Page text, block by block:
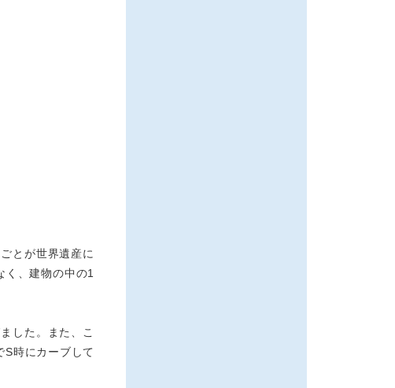
とが世界遺産に
く、建物の中の1
した。また、こ
S時にカーブして